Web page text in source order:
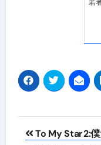
若
投To My Star2:僕